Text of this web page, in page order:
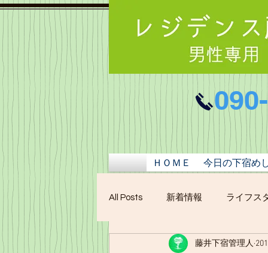
ＨＯＭＥ 今日の下宿め
All Posts 新着情報 ライフス
藤井下宿管理人